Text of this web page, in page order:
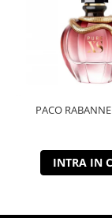
PACO
INTRA IN